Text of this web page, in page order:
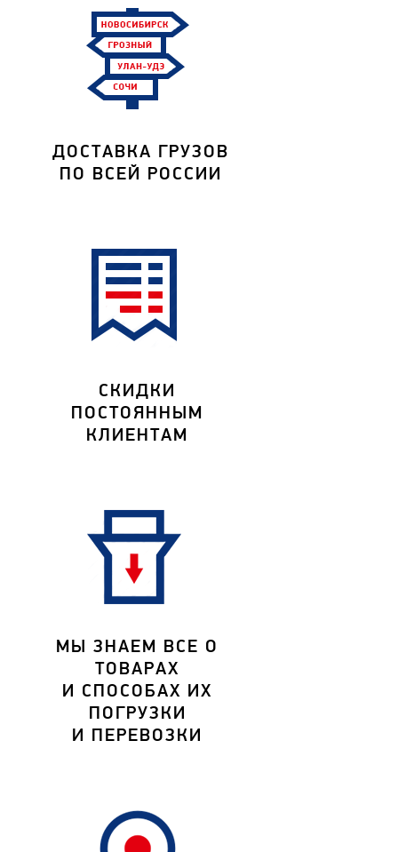
ДОСТАВКА ГРУЗОВ
ПО ВСЕЙ РОССИИ
СКИДКИ
ПОСТОЯННЫМ
КЛИЕНТАМ
МЫ ЗНАЕМ ВСЕ О
ТОВАРАХ
И СПОСОБАХ ИХ
ПОГРУЗКИ
И ПЕРЕВОЗКИ